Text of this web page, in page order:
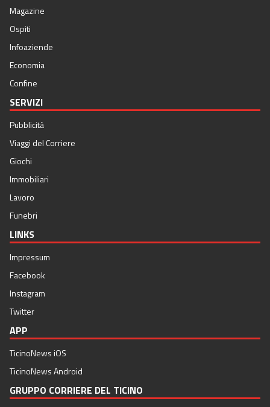
Magazine
Ospiti
Infoaziende
Economia
Confine
SERVIZI
Pubblicità
Viaggi del Corriere
Giochi
Immobiliari
Lavoro
Funebri
LINKS
Impressum
Facebook
Instagram
Twitter
APP
TicinoNews iOS
TicinoNews Android
GRUPPO CORRIERE DEL TICINO